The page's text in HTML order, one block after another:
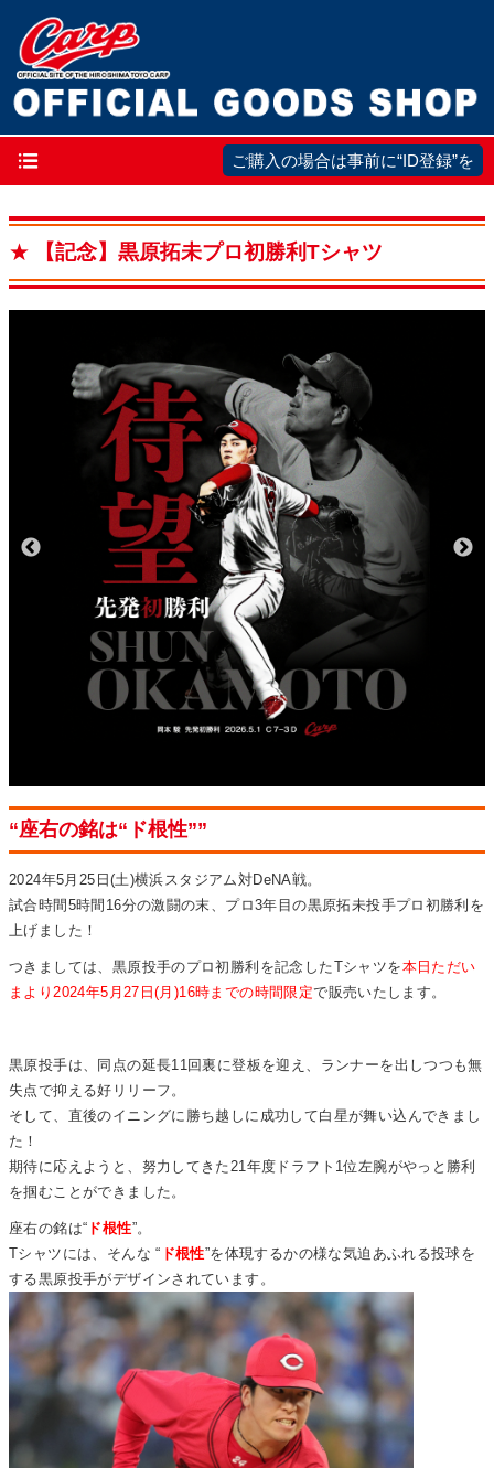
メ
イ
ン
ナ
ビ
ご購入の場合は事前に“ID登録”を
【記念】黒原拓未プロ初勝利Tシャツ
“座右の銘は“ド根性””
2024年5月25日(土)横浜スタジアム対DeNA戦。
試合時間5時間16分の激闘の末、プロ3年目の黒原拓未投手プロ初勝利を
上げました！
つきましては、黒原投手のプロ初勝利を記念したTシャツを本日ただい
まより2024年5月27日(月)16時までの時間限定で販売いたします。
黒原投手は、同点の延長11回裏に登板を迎え、ランナーを出しつつも無
失点で抑える好リリーフ。
そして、直後のイニングに勝ち越しに成功して白星が舞い込んできまし
た！
期待に応えようと、努力してきた21年度ドラフト1位左腕がやっと勝利
を掴むことができました。
座右の銘は“ ド根性”。
Tシャツには、そんな “ ド根性”を体現するかの様な気迫あふれる投球を
する黒原投手がデザインされています。